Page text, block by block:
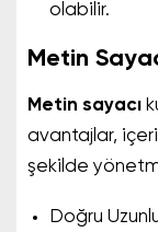
olabilir.
Metin
Metin sayacı
avantajlar,
şekilde
Doğru